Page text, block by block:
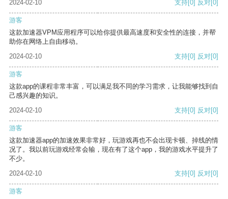
2024-02-10 支持[0] 反对[0]
游客
这款加速器VPM应用程序可以给你提供最高速度和安全性的连接，并帮
助你在网络上自由移动。
2024-02-10
支持[0] 反对[0]
游客
这款app的课程非常丰富，可以满足我不同的学习需求，让我能够找到自
己感兴趣的知识。
2024-02-10
支持[0] 反对[0]
游客
这款加速器app的加速效果非常好，玩游戏再也不会出现卡顿、掉线的情
况了。我以前玩游戏经常会输，现在有了这个app，我的游戏水平提升了
不少。
2024-02-10
支持[0] 反对[0]
游客